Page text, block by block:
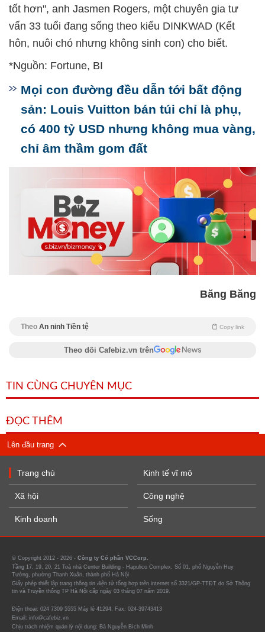
tốt hơn", anh Jasmen Rogers, một chuyên gia tư
vấn 33 tuổi đang sống theo kiểu DINKWAD (Kết
hôn, nuôi chó nhưng không sinh con) cho biết.
*Nguồn: Fortune, BI
Mọi con đường đều dẫn tới bất động
sản: Louis Vuitton bán túi chỉ là phụ,
có 400 tỷ USD nhưng không mua vàng,
chỉ âm thầm gom đất
Băng Băng
Theo An ninh Tiền tệ Copy link
Theo dõi Cafebiz.vn trên
TIN CÙNG CHUYÊN MỤC
ĐỌC THÊM
Lên đầu trang
Trang chủ
Xã hội
Kinh doanh
Kinh tế vĩ mô
Công nghệ
Sống
© Copyright 2012 - 2026 - Công ty Cổ phần VCCorp.
Tầng 17, 19, 20, 21 Toà nhà Center Building - Hapulico Complex, Số 01, phố Nguyễn Huy
Tưởng, phường Thanh Xuân, thành phố Hà Nội
Giấy phép thiết lập trang thông tin điện tử tổng hợp trên internet số 3321/GP-TTĐT do Sở Thông
tin và Truyền thông TP Hà Nội cấp ngày 03 tháng 07 năm 2019.
Điện thoại: 024 7309 5555 Máy lẻ 41294. Fax: 024-39743413
Email: info@cafebiz.vn
Chịu trách nhiệm quản lý nội dung: Bà Nguyễn Bích Minh